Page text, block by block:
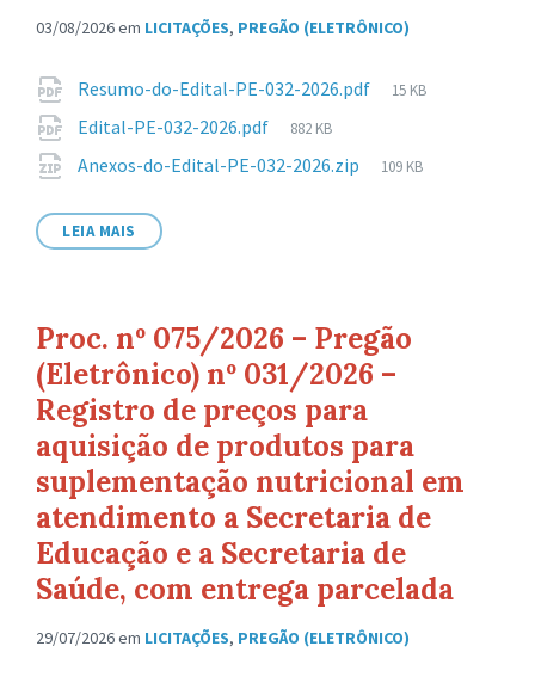
03/08/2026em LICITAÇÕES, PREGÃO (ELETRÔNICO)
Anexos
Resumo-do-Edital-PE-032-2026.pdf
Tamanho
15 KB
Edital-PE-032-2026.pdf
Tamanho
arquivo:
882 KB
Anexos-do-Edital-PE-032-2026.zip
Tamanho
109 KB
LEIA MAIS
Proc. nº 075/2026 – Pregão
(Eletrônico) nº 031/2026 –
Registro de preços para
aquisição de produtos para
suplementação nutricional em
atendimento a Secretaria de
Educação e a Secretaria de
Saúde, com entrega parcelada
29/07/2026em LICITAÇÕES, PREGÃO (ELETRÔNICO)